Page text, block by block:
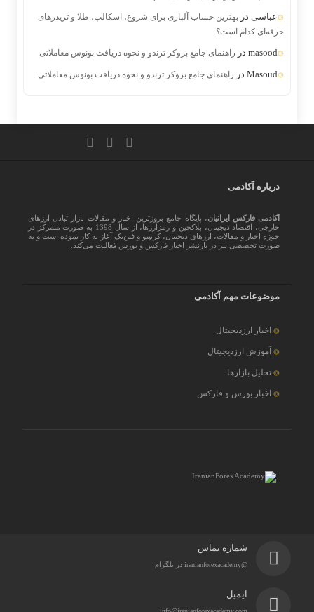
عباسی در بهترین حساب آلپاری برای شروع، اسکالپ، طلا و تریدرهای
حرفه‌ای کدام است؟
masood در راهنمای جامع بروکر ترندو و نحوه دریافت بونوس معاملاتی
Masoud در راهنمای جامع بروکر ترندو و نحوه دریافت بونوس معاملاتی
درباره آکادمی
آکادمی فارکس ایرانیان، پایگاه جامع بروزترین اخبار و مقالات بازار تبادل ارزهای
خارجی، اقتصاد دیجیتال، بلاکچین و رمزارزها، از سال 1398 به صورت متمرکز در
حوزه اخبار و مقالات، ارزهای‌ دیجیتال، کریپتو و فین‌تک آغاز به کار نموده است و به
صورت تخصصی نیز در بازنشر اخبار فارکس و بورس فعالیت می‌کند.
موضوعات مهم آکادمی
اخبار ارزدیجیتال
آموزش ارزدیجیتال
تحلیل بازارها
اخبار بورس و فارکس
شماره تماس
@iranianforexacademy در تلگرام
ایمیل